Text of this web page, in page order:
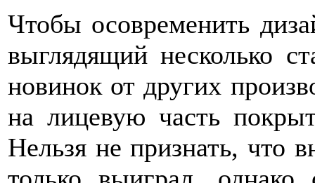
Чтобы осовременить
выглядящий несколько
новинок от других
на лицевую часть
Нельзя не признать, что